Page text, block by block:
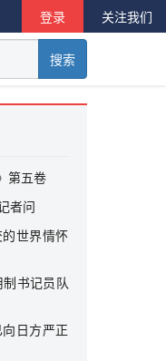
关注我们
登录
搜索
第五卷
者问
世界情怀
书记员队
日方严正